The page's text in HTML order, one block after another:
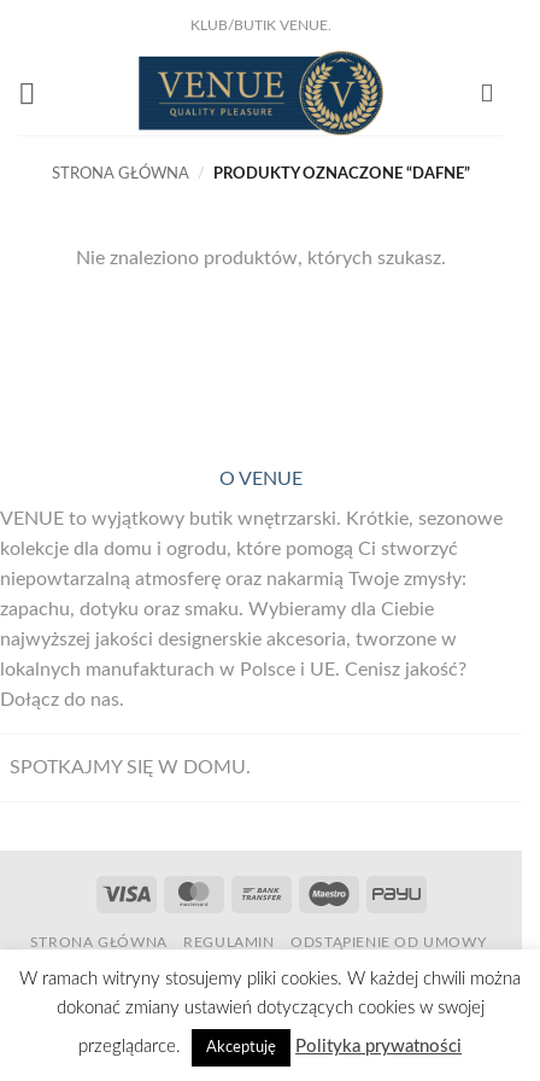
KLUB/BUTIK VENUE.
STRONA GŁÓWNA / PRODUKTY OZNACZONE “DAFNE”
Nie znaleziono produktów, których szukasz.
O VENUE
VENUE to wyjątkowy butik wnętrzarski. Krótkie, sezonowe
kolekcje dla domu i ogrodu, które pomogą Ci stworzyć
niepowtarzalną atmosferę oraz nakarmią Twoje zmysły:
zapachu, dotyku oraz smaku. Wybieramy dla Ciebie
najwyższej jakości designerskie akcesoria, tworzone w
lokalnych manufakturach w Polsce i UE. Cenisz jakość?
Dołącz do nas.
SPOTKAJMY SIĘ W DOMU.
Visa MasterCardBank
Maestro PayU
STRONA GŁÓWNA REGULAMIN
ODSTĄPIENIE OD UMOWY
Wszelkie prawa zastrzeżone 2026 © venuestory.pl
W ramach witryny stosujemy pliki cookies. W każdej chwili można
dokonać zmiany ustawień dotyczących cookies w swojej
przeglądarce. Akceptuję Polityka prywatności
NOWA KSIĄŻKA Joanny Marciniak Wróblewskiej
Już w sprzedaży!